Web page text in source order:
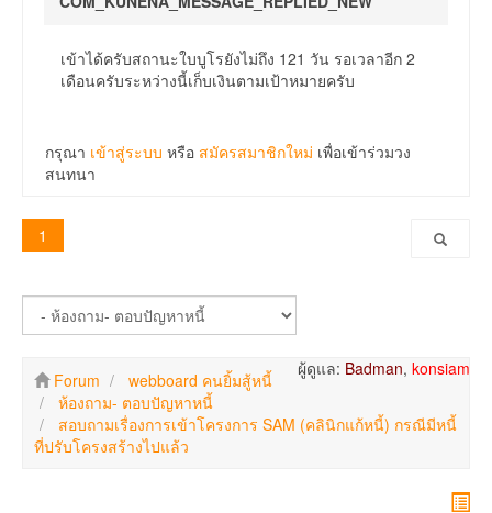
เข้าได้ครับสถานะใบบูโรยังไม่ถึง 121 วัน รอเวลาอีก 2
เดือนครับระหว่างนี้เก็บเงินตามเป้าหมายครับ
กรุณา เข้าสู่ระบบ หรือ สมัครสมาชิกใหม่ เพื่อเข้าร่วมวง
สนทนา
1
ผู้ดูแล: Badman, konsiam
Forum
webboard คนยิ้มสู้หนี้
ห้องถาม- ตอบปัญหาหนี้
สอบถามเรื่องการเข้าโครงการ SAM (คลินิกแก้หนี้) กรณีมีหนี้
ที่ปรับโครงสร้างไปแล้ว